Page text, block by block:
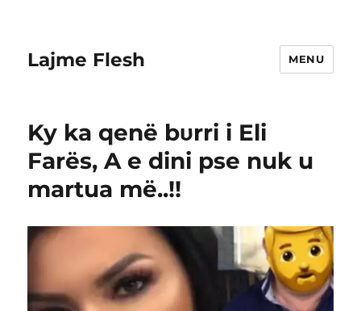
Lajme Flesh MENU
Ky ka qenë bυrri i Eli
Farës, A e dini pse nuk u
martua më..!!